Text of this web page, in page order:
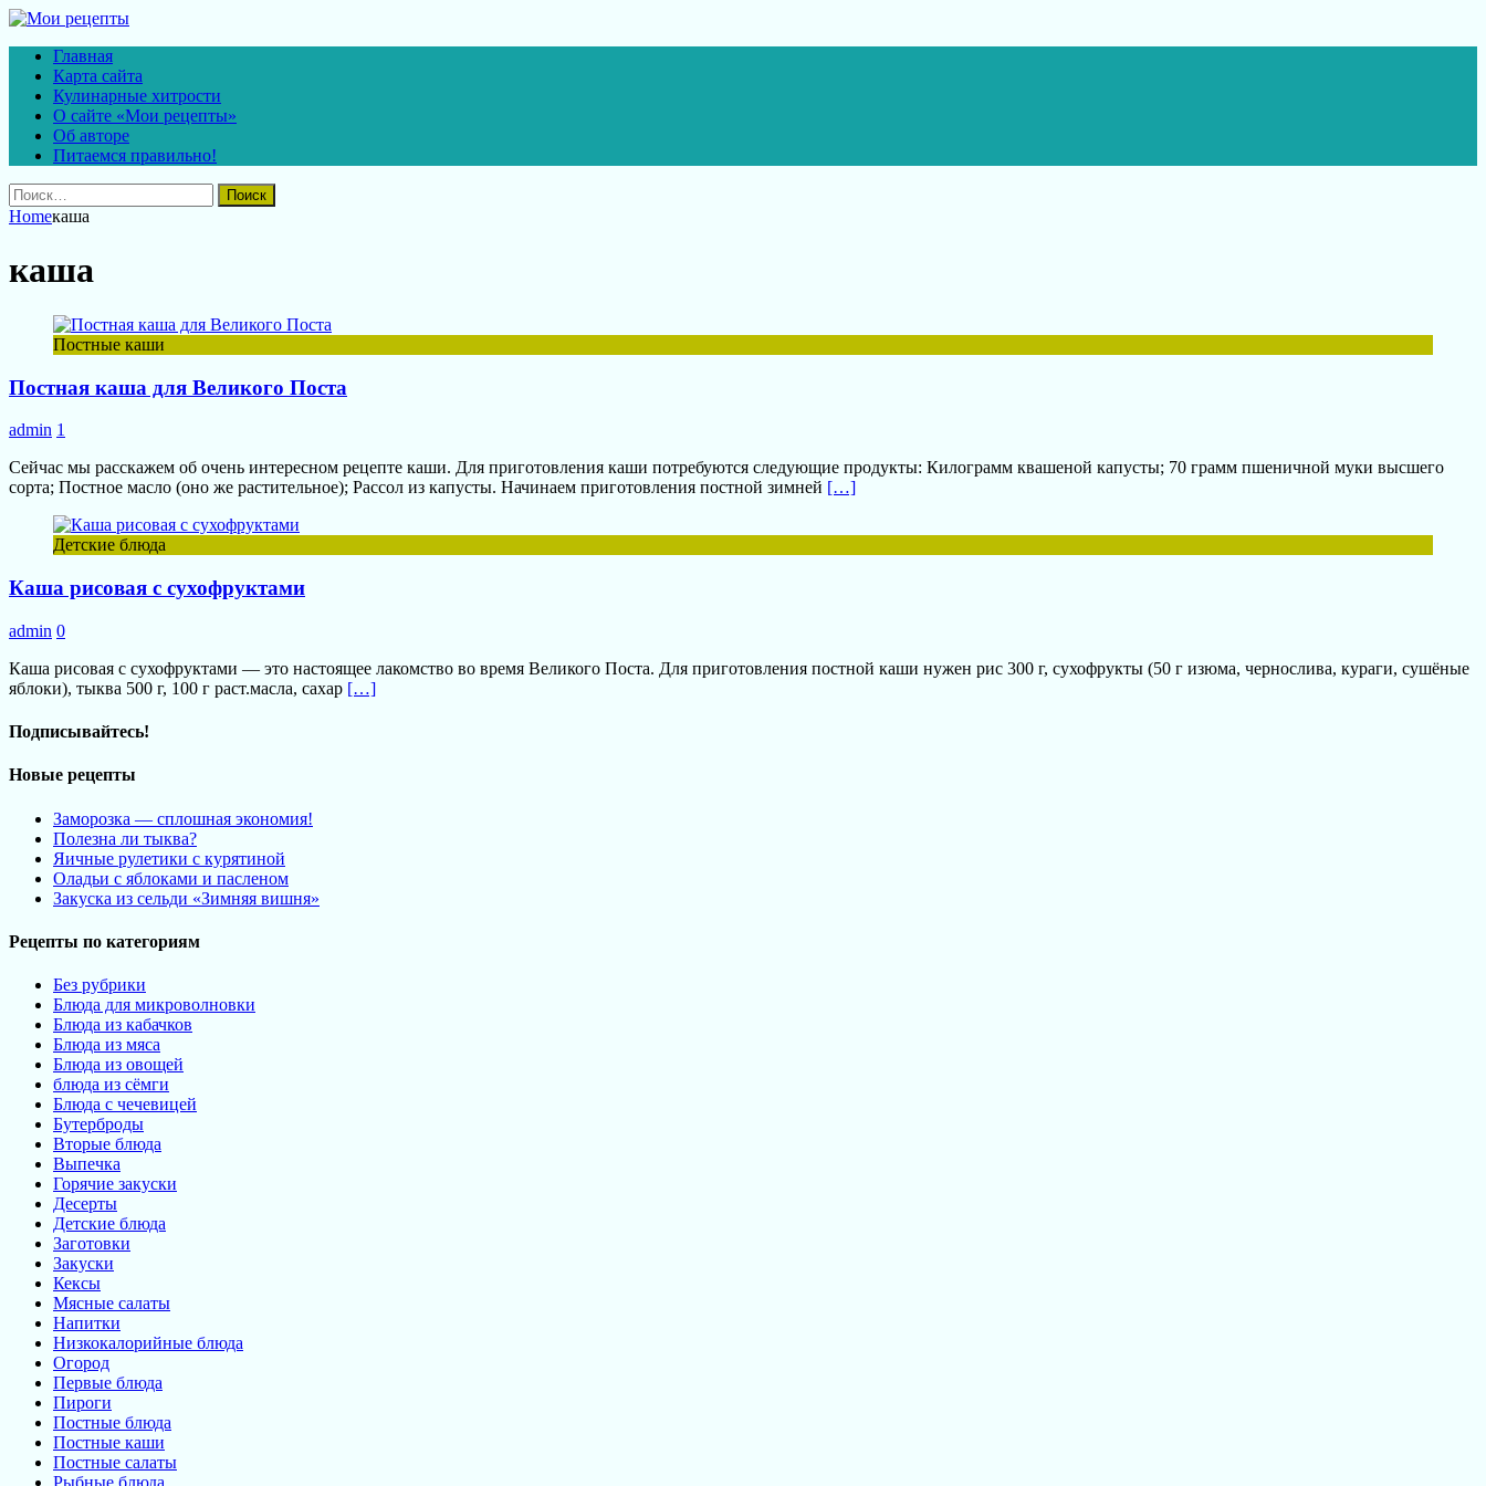
Главная
Карта сайта
Кулинарные хитрости
О сайте «Мои рецепты»
Об авторе
Питаемся правильно!
Найти:
Homeкаша
каша
Постные каши
Постная каша для Великого Поста
admin 1
Сейчас мы расскажем об очень интересном рецепте каши. Для приготовления каши потребуются следующие продукты: Килограмм квашеной капусты; 70 грамм пшеничной муки высшего
сорта; Постное масло (оно же растительное); Рассол из капусты. Начинаем приготовления постной зимней […]
Детские блюда
Каша рисовая с сухофруктами
admin 0
Каша рисовая с сухофруктами — это настоящее лакомство во время Великого Поста. Для приготовления постной каши нужен рис 300 г, сухофрукты (50 г изюма, чернослива, кураги, сушёные
яблоки), тыква 500 г, 100 г раст.масла, сахар […]
Подписывайтесь!
Новые рецепты
Заморозка — сплошная экономия!
Полезна ли тыква?
Яичные рулетики с курятиной
Оладьи с яблоками и пасленом
Закуска из сельди «Зимняя вишня»
Рецепты по категориям
Без рубрики
Блюда для микроволновки
Блюда из кабачков
Блюда из мяса
Блюда из овощей
блюда из сёмги
Блюда с чечевицей
Бутерброды
Вторые блюда
Выпечка
Горячие закуски
Десерты
Детские блюда
Заготовки
Закуски
Кексы
Мясные салаты
Напитки
Низкокалорийные блюда
Огород
Первые блюда
Пироги
Постные блюда
Постные каши
Постные салаты
Рыбные блюда